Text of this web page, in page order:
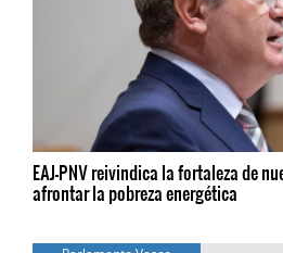
EAJ-PNV reivindica la fortaleza de
afrontar la pobreza energética